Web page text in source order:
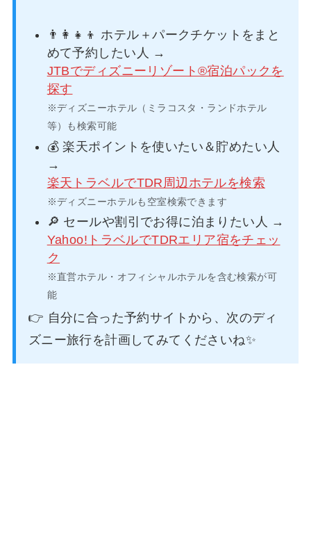
👨‍👩‍👧‍👦 ホテル＋パークチケットをまと
めて予約したい人 →
JTBでディズニーリゾート®宿泊パックを
探す
※ディズニーホテル（ミラコスタ・ランドホテル
等）も検索可能
💰 楽天ポイントを使いたい＆貯めたい人
→
楽天トラベルでTDR周辺ホテルを検索
※ディズニーホテルも空室検索できます
🔎 セールや割引でお得に泊まりたい人 →
Yahoo!トラベルでTDRエリア宿をチェッ
ク
※直営ホテル・オフィシャルホテルを含む検索が可
能
👉 自分に合った予約サイトから、次のディ
ズニー旅行を計画してみてくださいね✨